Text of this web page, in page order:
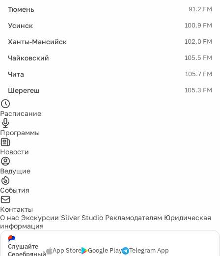
Тюмень 91.2 FM
Усинск 100.9 FM
Ханты-Мансийск 102.0 FM
Чайковский 105.5 FM
Чита 105.7 FM
Шерегеш 105.3 FM
Расписание
Программы
Новости
Ведущие
События
Контакты
О нас Экскурсии Silver Studio Рекламодателям Юридическая
информация
Слушайте
Серебряный
App Store Google Play Telegram App